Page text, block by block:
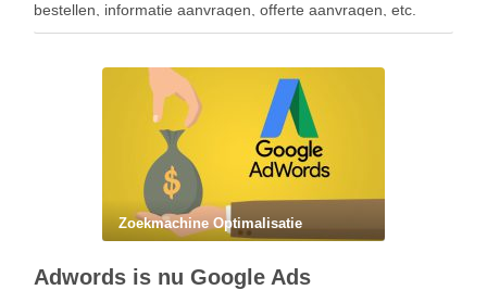
bestellen, informatie aanvragen, offerte aanvragen, etc.
Wanneer jouw website …
Zoekmachine Optimalisatie
Adwords is nu Google Ads